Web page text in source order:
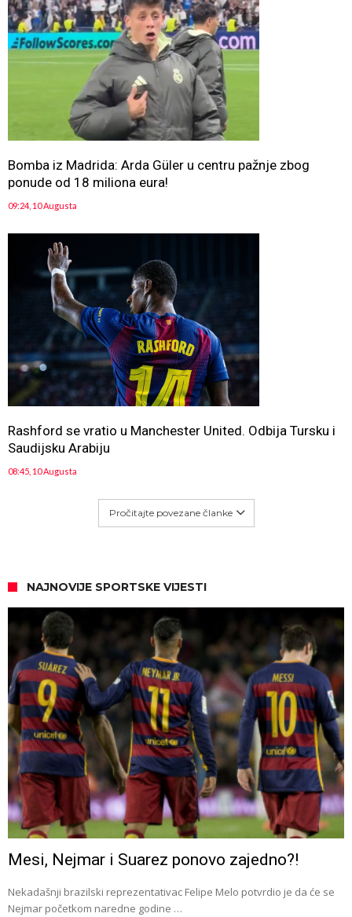
Bomba iz Madrida: Arda Güler u centru pažnje zbog
ponude od 18 miliona eura!
09:24, 10 Augusta
Rashford se vratio u Manchester United. Odbija Tursku i
Saudijsku Arabiju
08:45, 10 Augusta
Pročitajte povezane članke
NAJNOVIJE SPORTSKE VIJESTI
Mesi, Nejmar i Suarez ponovo zajedno?!
Nekadašnji brazilski reprezentativac Felipe Melo potvrdio je da će se
Nejmar početkom naredne godine …